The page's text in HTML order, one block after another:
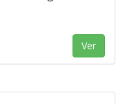
Ver